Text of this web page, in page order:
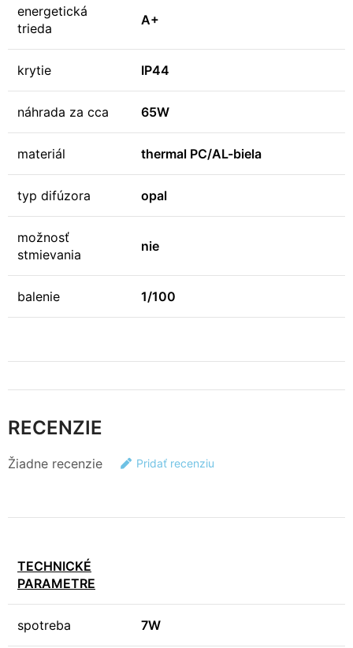
energetická
trieda
A+
krytie IP44
náhrada za cca 65W
materiál thermal PC/AL-biela
typ difúzora opal
možnosť
stmievania
nie
balenie 1/100
RECENZIE
Žiadne recenzie Pridať recenziu
TECHNICKÉ
PARAMETRE
spotreba 7W